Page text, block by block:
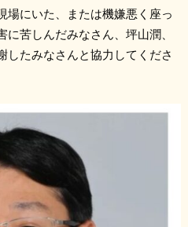
場にいた、または機嫌悪く座っ
苦しんだみなさん、坪山潤、
したみなさんと協力してくださ